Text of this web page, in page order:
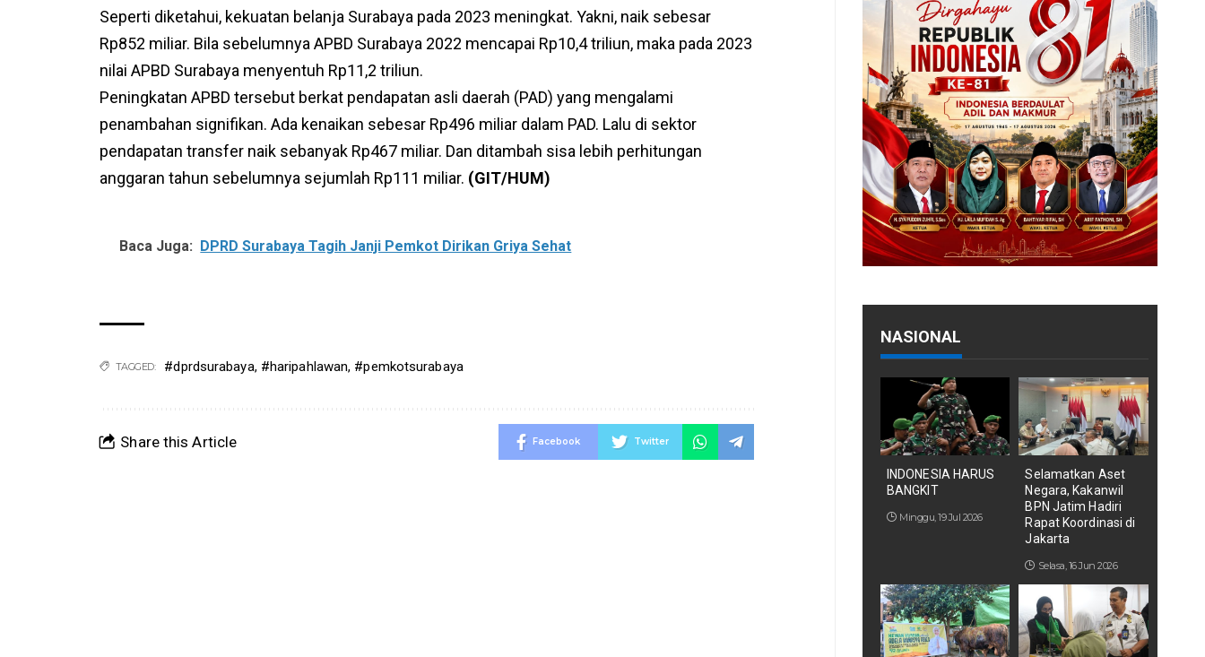
Seperti diketahui, kekuatan belanja Surabaya pada 2023 meningkat. Yakni, naik sebesar
Rp852 miliar. Bila sebelumnya APBD Surabaya 2022 mencapai Rp10,4 triliun, maka pada 2023
nilai APBD Surabaya menyentuh Rp11,2 triliun.
Peningkatan APBD tersebut berkat pendapatan asli daerah (PAD) yang mengalami
penambahan signifikan. Ada kenaikan sebesar Rp496 miliar dalam PAD. Lalu di sektor
pendapatan transfer naik sebanyak Rp467 miliar. Dan ditambah sisa lebih perhitungan
anggaran tahun sebelumnya sejumlah Rp111 miliar. (GIT/HUM)
Baca Juga: DPRD Surabaya Tagih Janji Pemkot Dirikan Griya Sehat
TAGGED: #dprdsurabaya, #haripahlawan, #pemkotsurabaya
Share this Article Facebook Twitter
NASIONAL
INDONESIA HARUS
BANGKIT
Minggu, 19 Jul 2026
Selamatkan Aset
Negara, Kakanwil
BPN Jatim Hadiri
Rapat Koordinasi di
Jakarta
Selasa, 16 Jun 2026